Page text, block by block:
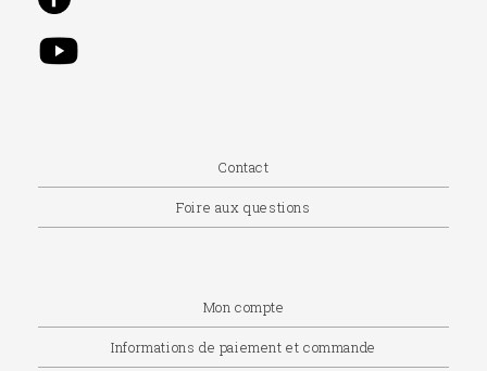
Contact
Foire aux questions
Mon compte
Informations de paiement et commande